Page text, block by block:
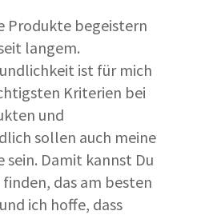
Produkte begeistern
langem.
ist für mich
Kriterien bei
und
sollen auch meine
sein. Damit kannst Du
das am besten
ich hoffe, dass